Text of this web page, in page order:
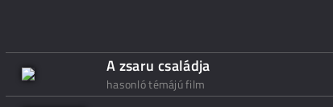
A zsaru családja
hasonló témájú film